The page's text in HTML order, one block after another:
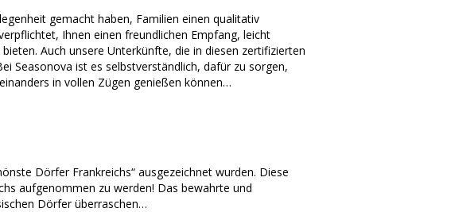
gemacht haben, Familien einen qualitativ
Ihnen einen freundlichen Empfang, leicht
Auch unsere Unterkünfte, die in diesen zertifizierten
Seasonova ist es selbstverständlich, dafür zu sorgen,
in vollen Zügen genießen können…
Dörfer Frankreichs“ ausgezeichnet wurden. Diese
aufgenommen zu werden! Das bewahrte und
Dörfer überraschen…